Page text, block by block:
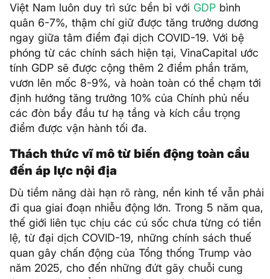
Việt Nam luôn duy trì sức bền bỉ với GDP bình
quân 6-7%, thậm chí giữ được tăng trưởng dương
ngay giữa tâm điểm đại dịch COVID-19. Với bệ
phóng từ các chính sách hiện tại, VinaCapital ước
tính GDP sẽ được cộng thêm 2 điểm phần trăm,
vươn lên mốc 8-9%, và hoàn toàn có thể chạm tới
định hướng tăng trưởng 10% của Chính phủ nếu
các đòn bẩy đầu tư hạ tầng và kích cầu trọng
điểm được vận hành tối đa.
Thách thức vĩ mô từ biến động toàn cầu
đến áp lực nội địa
Dù tiềm năng dài hạn rõ ràng, nền kinh tế vẫn phải
đi qua giai đoạn nhiễu động lớn. Trong 5 năm qua,
thế giới liên tục chịu các cú sốc chưa từng có tiền
lệ, từ đại dịch COVID-19, những chính sách thuế
quan gây chấn động của Tổng thống Trump vào
năm 2025, cho đến những đứt gãy chuỗi cung